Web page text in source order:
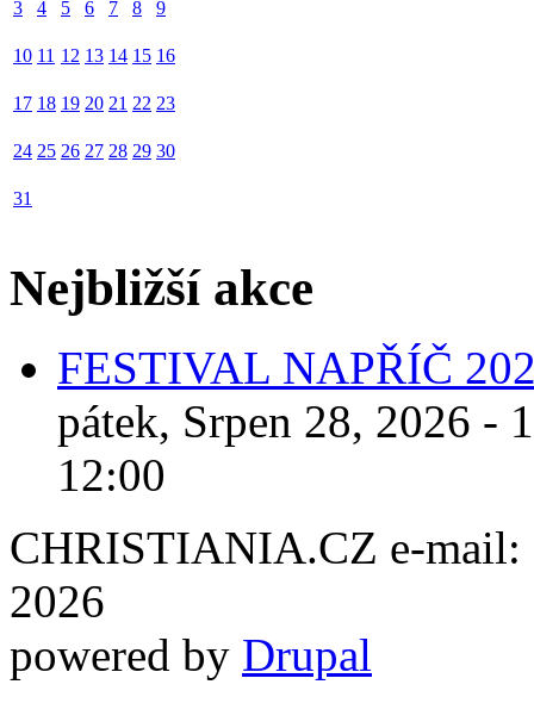
3 4 5 6 7 8 9
10 11 12 13 14 15 16
17 18 19 20 21 22 23
24 25 26 27 28 29 30
31
Nejbližší akce
FESTIVAL NAPŘÍČ
pátek, Srpen 28, 2026 -
12:00
CHRISTIANIA.CZ e-mail:
2026
powered by Drupal